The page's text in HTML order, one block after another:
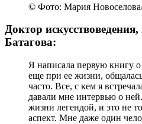
© Фото: Мария
Доктор
Батагова:
Я написала первую книгу
еще при ее жизни,
часто. Все, с кем я
давали мне интервью о
жизни легендой, и это не
аспект. Мне даже один